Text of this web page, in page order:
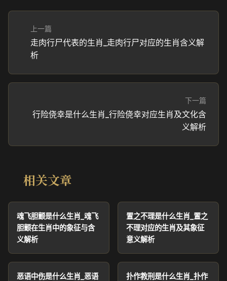
上一篇
走肉行尸代表的生肖_走肉行尸对应的生肖含义解
析
下一篇
行险侥幸是什么生肖_行险侥幸对应生肖及文化含
义解析
相关文章
魂飞胆颤是什么生肖_魂飞
胆颤在生肖中的象征与含
义解析
置之不理是什么生肖_置之
不理对应的生肖及其象征
意义解析
恶语中伤是什么生肖_恶语
扑作教刑是什么生肖_扑作